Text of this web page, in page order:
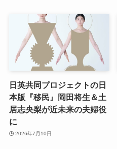
日英共同プロジェクトの日
本版『移民』岡田将生＆土
居志央梨が近未来の夫婦役
に
2026年7月10日